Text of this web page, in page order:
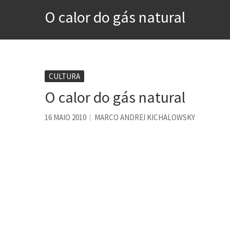
Esse tal de Rock Gaúcho
Os causos de Jorge Luis
Tem que filmar isso daí
O calor do gás natural
CULTURA
O calor do gás natural
16 MAIO 2010 MARCO ANDREI KICHALOWSKY